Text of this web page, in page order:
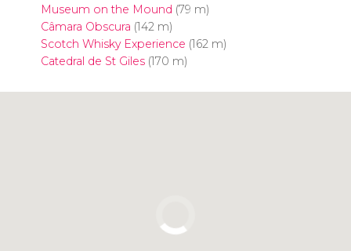
Museum on the Mound (79 m)
Câmara Obscura (142 m)
Scotch Whisky Experience (162 m)
Catedral de St Giles(170 m)